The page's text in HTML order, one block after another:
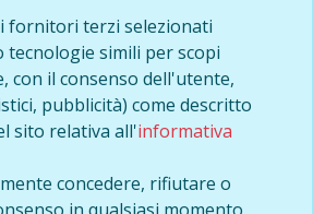
immagini e dei testi sono riservati. È
fornitori terzi selezionati
tecnologie simili per scopi
con il consenso dell'utente,
pubblicità) come descritto
sito relativa all'informativa
concedere, rifiutare o